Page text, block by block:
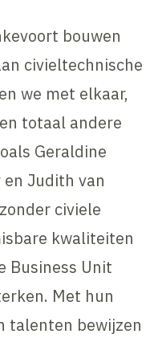
bouwen
civieltechnische
we met elkaar,
totaal andere
Geraldine
Judith van
civiele
kwaliteiten
Business Unit
Met hun
talenten bewijzen